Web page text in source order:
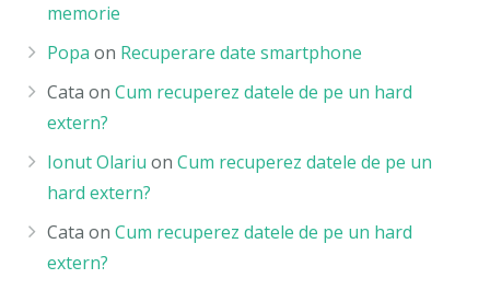
memorie
Popa on Recuperare date smartphone
Cata onCum recuperez datele de pe un hard
extern?
Ionut Olariu onCum recuperez datele de pe un
hard extern?
Cata onCum recuperez datele de pe un hard
extern?